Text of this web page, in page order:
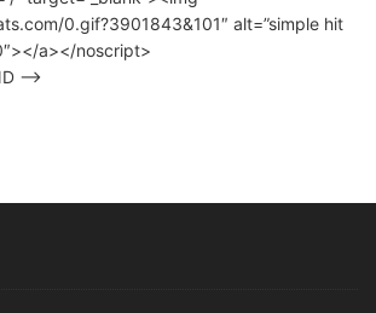
0.gif?3901843&101″ alt=”simple hit
a></noscript>
–>